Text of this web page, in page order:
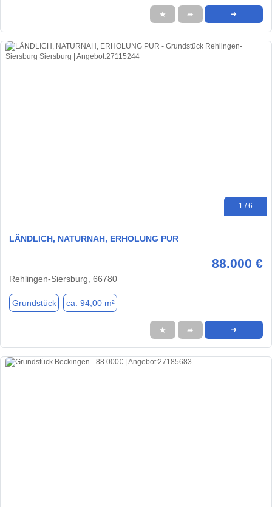
★ ➦ ➜
1 / 6
LÄNDLICH, NATURNAH, ERHOLUNG PUR
88.000 €
Rehlingen-Siersburg, 66780
Grundstück ca. 94,00 m²
★ ➦ ➜